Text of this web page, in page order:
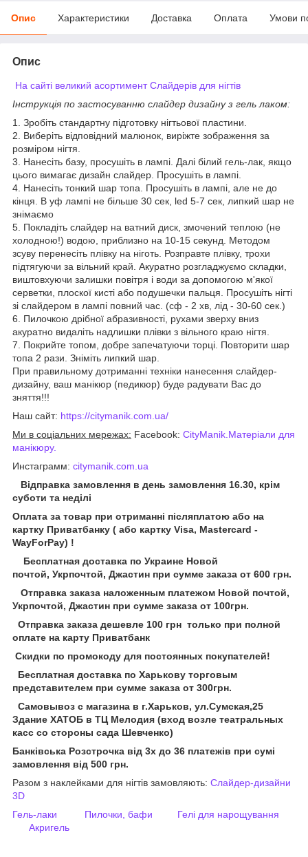
Опис Характеристики Доставка Оплата Умови
Опис
На сайті великий асортимент Слайдерів для нігтів
Інструкція по застосуванню слайдер дизайну з гель лаком:
1. Зробіть стандартну підготовку нігтьової пластини.
2. Виберіть відповідний малюнок, виріжте зображення за
розміром нігтя.
3. Нанесіть базу, просушіть в лампі. Далі білий гель-лак, якщо
цього вимагає дизайн слайдер. Просушіть в лампі.
4. Нанесіть тонкий шар топа. Просушіть в лампі, але не до
кінця. В уф лампі не більше 30 сек, led 5-7 сек, липкий шар не
знімаємо
5. Покладіть слайдер на ватний диск, змочений теплою (не
холодною!) водою, приблизно на 10-15 секунд. Методом
зсуву перенесіть плівку на ніготь. Розправте плівку, трохи
підтягуючи за вільний край. Акуратно розгладжуємо складки,
виштовхуючи залишки повітря і води за допомогою м'якої
серветки, плоскої кисті або подушечки пальця. Просушіть нігті
зі слайдером в лампі повний час. (сф - 2 хв, лід - 30-60 сек.)
6. Пилочкою дрібної абразивності, рухами зверху вниз
акуратно видаліть надлишки плівки з вільного краю нігтя.
7. Покрийте топом, добре запечатуючи торці. Повторити шар
топа 2 рази. Зніміть липкий шар.
При правильному дотриманні техніки нанесення слайдер-
дизайну, ваш манікюр (педикюр) буде радувати Вас до
зняття!!!
Наш сайт: https://citymanik.com.ua/
Ми в соціальних мережах: Facebook: CityManik.Матеріали для
манікюру.
Инстаграмм: citymanik.com.ua
Відправка замовлення в день замовлення 16.30, крім
суботи та неділі
Оплата за товар при отриманні післяплатою або на
картку Приватбанку ( або картку Visa, Mastercard -
WayForPay) !
Бесплатная доставка по Украине Новой
почтой, Укрпочтой, Джастин при сумме заказа от 600 грн.
Отправка заказа наложенным платежом Новой почтой,
Укрпочтой, Джастин при сумме заказа от 100грн.
Отправка заказа дешевле 100 грн только при полной
оплате на карту Приватбанк
Скидки по промокоду для постоянных покупателей!
Бесплатная доставка по Харькову торговым
представителем при сумме заказа от 300грн.
Самовывоз с магазина в г.Харьков, ул.Сумская,25
Здание ХАТОБ в ТЦ Мелодия (вход возле театральных
касс со стороны сада Шевченко)
Банківська Розстрочка від 3х до 36 платежів при сумі
замовлення від 500 грн.
Разом з наклейками для нігтів замовляють: Слайдер-дизайни
3D
Гель-лаки
Пилочки, бафи
Гелі для нарощування
Акригель